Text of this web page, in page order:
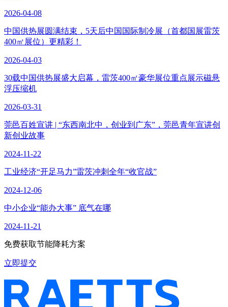
2026-04-08
中国供热展圆满结束，5天后中国国际制冷展（首都国展雷茨
400㎡展位）更精彩！
2026-04-03
30载中国供热展盛大启幕，雷茨400㎡豪华展位重点展示磁悬
浮压缩机
2026-03-31
莞邑百姓宣讲 | “东西南北中，创业到广东”，莞邑青年宣讲创
新创业故事
2024-11-22
工业经济“开足马力”雷茨冲刺全年“收官战”
2024-12-06
中小企业“能办大事” 底气在哪
2024-11-21
免费获取节能降耗方案
立即提交